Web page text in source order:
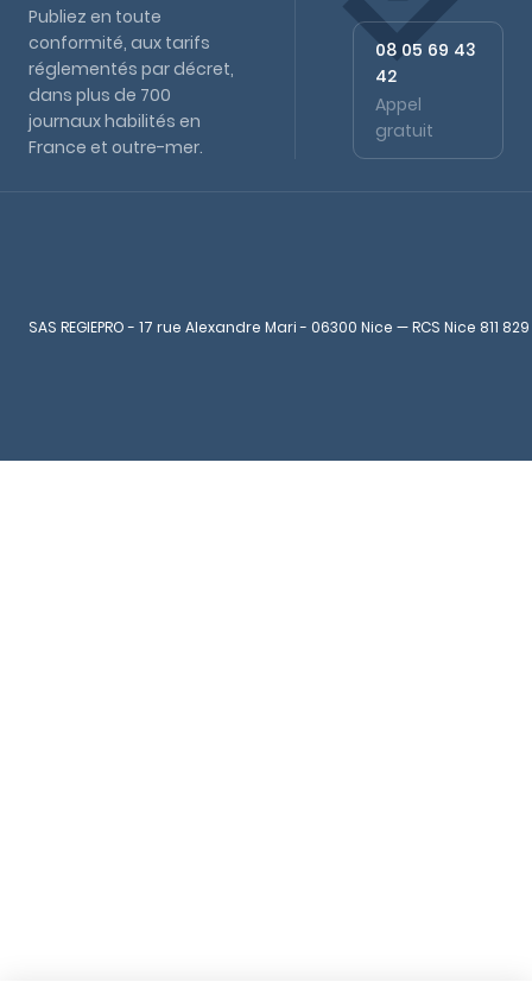
Publiez en toute
conformité, aux tarifs
réglementés par décret,
dans plus de 700
journaux habilités en
France et outre-mer.
08 05 69 43
42
Appel
gratuit
SAS REGIEPRO - 17 rue Alexandre Mari - 06300 Nice — RCS Nice 811